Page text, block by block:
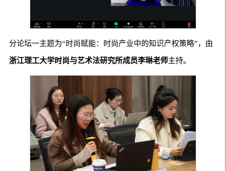
分论坛一主题为“时尚赋能：时尚产业中的知识产权策略”，由
浙江理工大学时尚与艺术法研究所成员李琳老师主持。